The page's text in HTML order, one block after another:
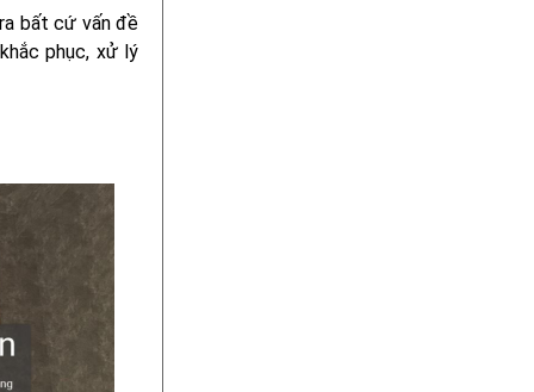
bất cứ vấn đề
phục, xử lý